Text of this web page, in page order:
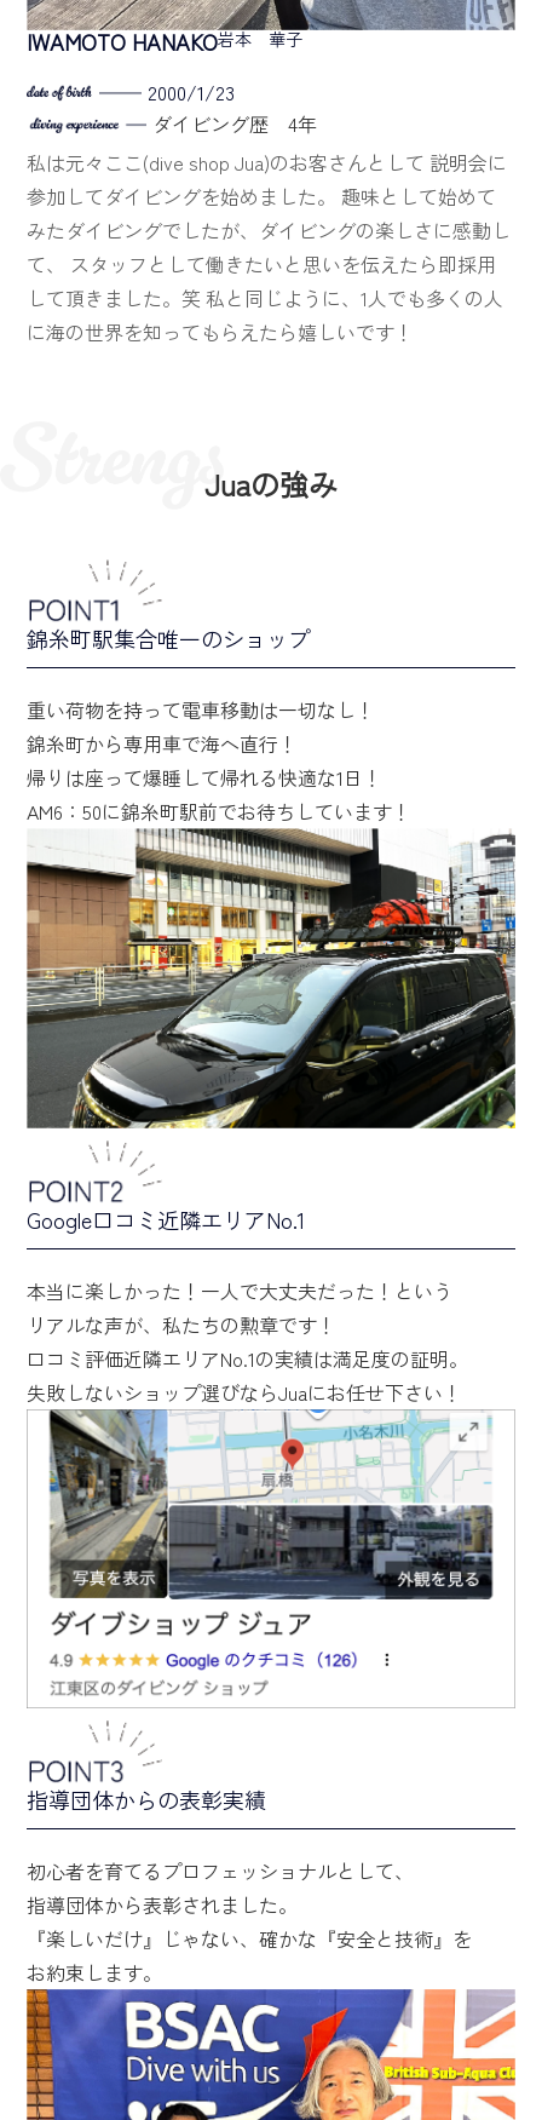
IWAMOTO HANAKO岩本 華子
2000/1/23
ダイビング歴 4年
私は元々ここ(dive shop Jua)のお客さんとして 説明会に
参加してダイビングを始めました。
趣味として始めて
みたダイビングでしたが、ダイビングの楽しさに感動し
て、
スタッフとして働きたいと思いを伝えたら即採用
して頂きました。笑 私と同じように、1人でも多くの人
に海の世界を知ってもらえたら嬉しいです！
Juaの強み
錦糸町駅集合唯一のショップ
重い荷物を持って電車移動は一切なし！
錦糸町から専用車で海へ直行！
帰りは座って爆睡して帰れる快適な1日！
AM6：50に錦糸町駅前でお待ちしています！
Google口コミ近隣エリアNo.1
本当に楽しかった！一人で大丈夫だった！という
リアルな声が、私たちの勲章です！
口コミ評価近隣エリアNo.1の実績は満足度の証明。
失敗しないショップ選びならJuaにお任せ下さい！
指導団体からの表彰実績
初心者を育てるプロフェッショナルとして、
指導団体から表彰されました。
『楽しいだけ』じゃない、確かな『安全と技術』を
お約束します。